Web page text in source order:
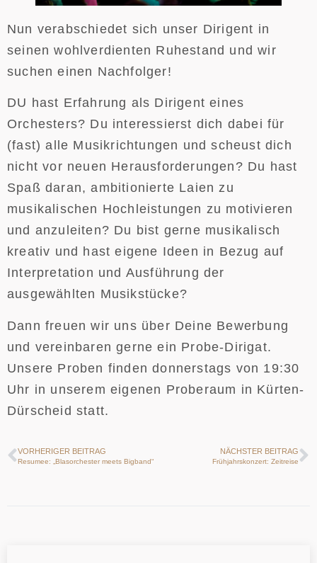
Nun verabschiedet sich unser Dirigent in
seinen wohlverdienten Ruhestand und wir
suchen einen Nachfolger!
DU hast Erfahrung als Dirigent eines
Orchesters? Du interessierst dich dabei für
(fast) alle Musikrichtungen und scheust dich
nicht vor neuen Herausforderungen? Du hast
Spaß daran, ambitionierte Laien zu
musikalischen Hochleistungen zu motivieren
und anzuleiten? Du bist gerne musikalisch
kreativ und hast eigene Ideen in Bezug auf
Interpretation und Ausführung der
ausgewählten Musikstücke?
Dann freuen wir uns über Deine Bewerbung
und vereinbaren gerne ein Probe-Dirigat.
Unsere Proben finden donnerstags von 19:30
Uhr in unserem eigenen Proberaum in Kürten-
Dürscheid statt.
VORHERIGER BEITRAG
Resumee: „Blasorchester meets Bigband“
NÄCHSTER BEITRAG
Frühjahrskonzert: Zeitreise